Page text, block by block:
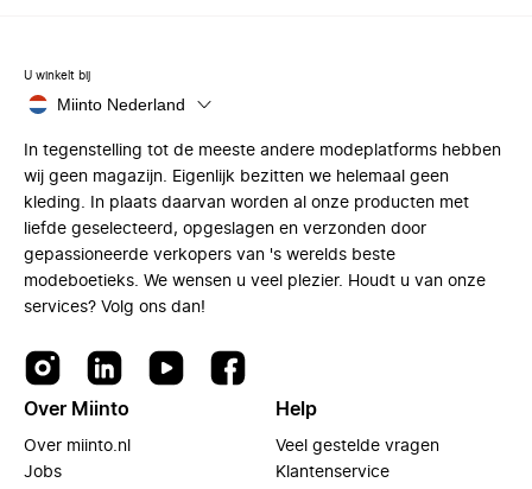
U winkelt bij
Miinto Nederland
In tegenstelling tot de meeste andere modeplatforms hebben
wij geen magazijn. Eigenlijk bezitten we helemaal geen
kleding. In plaats daarvan worden al onze producten met
liefde geselecteerd, opgeslagen en verzonden door
gepassioneerde verkopers van 's werelds beste
modeboetieks. We wensen u veel plezier. Houdt u van onze
services? Volg ons dan!
Over Miinto
Over miinto.nl
Jobs
Help
Veel gestelde vragen
Klantenservice